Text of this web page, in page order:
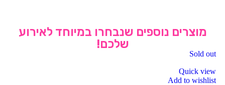
מוצרים נוספים שנבחרו במיוחד לאירוע
שלכם!
Sold out
Quick view
Add to wishlist